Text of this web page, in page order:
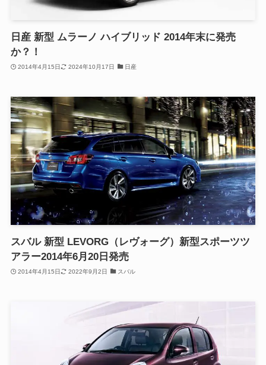
日産 新型 ムラーノ ハイブリッド 2014年末に発売
か？！
2014年4月15日 2024年10月17日 日産
スバル 新型 LEVORG（レヴォーグ）新型スポーツツ
アラー2014年6月20日発売
2014年4月15日 2022年9月2日 スバル